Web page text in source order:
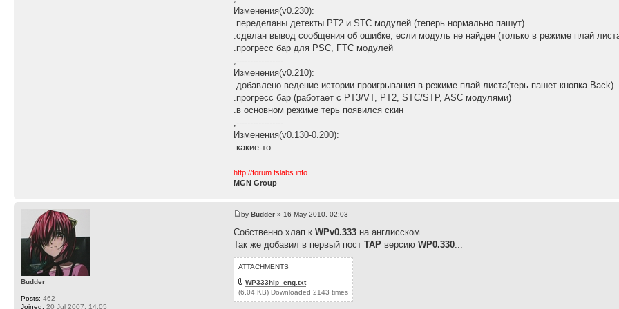
Изменения(v0.230):
.переделаны детекты PT2 и STC модулей (теперь нормально пашут)
.сделан вывод сообщения об ошибке, если модуль не найден (только в режиме плай
.прогресс бар для PSC, FTC модулей
;-----------------
Изменения(v0.210):
.добавлено ведение истории проигрывания в режиме плай листа(терь пашет кнопка Back)
.прогресс бар (работает с PT3/VT, PT2, STC/STP, ASC модулями)
.в основном режиме терь появился скин
;-----------------
Изменения(v0.130-0.200):
.какие-то
http://forum.tslabs.info
MGN Group
byBudder » 16 May 2010, 02:03
Собственно хлап кWPv0.333 на англисском.
Так же добавил в первый постTAP версиюWP0.330
ATTACHMENTS
WP333hlp_eng.txt
(6.04 KB) Downloaded 2143 times
Budder
Posts: 462
Joined: 20 Jul 2007, 14:05